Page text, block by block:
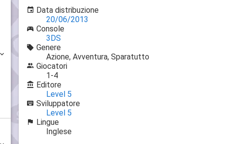
Data distribuzione
20/06/2013
Console
3DS
Genere
Azione, Avventura, Sparatutto
Giocatori
1-4
Editore
Level 5
Sviluppatore
Level 5
Lingue
Inglese